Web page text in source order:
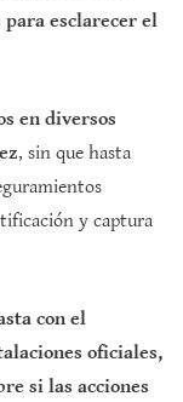
esclarecer el
en diversos
, sin que hasta
y captura
con el
oficiales,
si las acciones